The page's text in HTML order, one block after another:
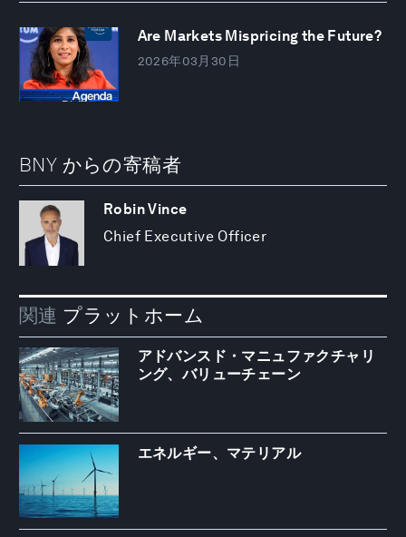
Are Markets Mispricing the Future?
2026年03月30日
BNY からの寄稿者
Robin Vince
Chief Executive Officer
関連 プラットホーム
アドバンスド・マニュファクチャリ
ング、バリューチェーン
エネルギー、マテリアル